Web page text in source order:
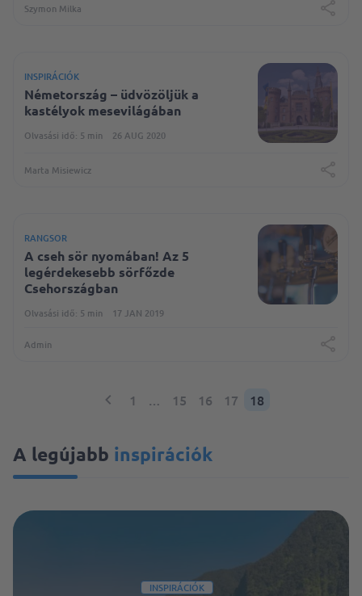
Szymon Milka
INSPIRÁCIÓK
Németország – üdvözöljük a
kastélyok mesevilágában
Olvasási idő: 5 min 26 AUG 2020
Marta Misiewicz
RANGSOR
A cseh sör nyomában! Az 5
legérdekesebb sörfőzde
Csehországban
Olvasási idő: 5 min 17 JAN 2019
Admin
1 … 15 16 17 18
A legújabb inspirációk
INSPIRÁCIÓK